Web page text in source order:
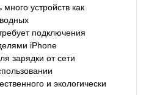
устройств как
подключения
iPhone
зарядки от сети
и экологически